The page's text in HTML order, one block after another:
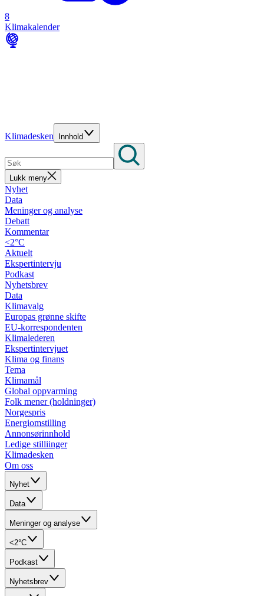
8
Klimakalender
Klimadesken Innhold
Lukk meny
Nyhet
Data
Meninger og analyse
Debatt
Kommentar
<2°C
Aktuelt
Ekspertintervju
Podkast
Nyhetsbrev
Data
Klimavalg
Europas grønne skifte
EU-korrespondenten
Klimalederen
Ekspertintervjuet
Klima og finans
Tema
Klimamål
Global oppvarming
Folk mener (holdninger)
Norgespris
Energiomstilling
Annonsørinnhold
Ledige stilliinger
Klimadesken
Om oss
Nyhet
Data
Meninger og analyse
<2°C
Podkast
Nyhetsbrev